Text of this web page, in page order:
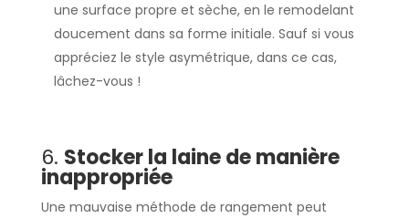
une surface propre et sèche, en le remodelant
doucement dans sa forme initiale. Sauf si vous
appréciez le style asymétrique, dans ce cas,
lâchez-vous !
6. Stocker la laine de manière
inappropriée
Une mauvaise méthode de rangement peut